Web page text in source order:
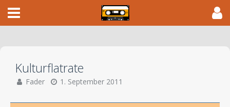
Kulturflatrate
Fader 1. September 2011